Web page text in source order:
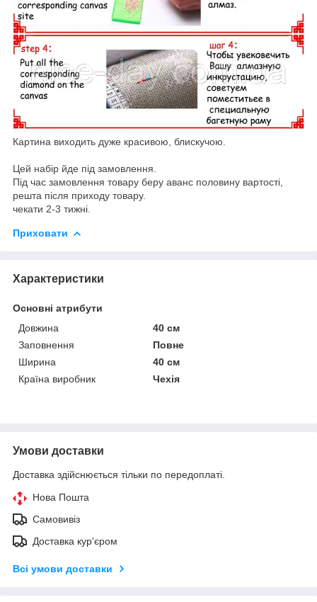
Картина виходить дуже красивою, блискучою.
Цей набір йде під замовлення.
Під час замовлення товару беру аванс половину вартості,
решта після приходу товару.
чекати 2-3 тижні.
Приховати
Характеристики
Основні атрибути
Довжина
40 см
Заповнення
Повне
Ширина
40 см
Країна виробник
Чехія
Умови доставки
Доставка здійснюється тільки по передоплаті.
Нова Пошта
Самовивіз
Доставка кур'єром
Всі умови доставки